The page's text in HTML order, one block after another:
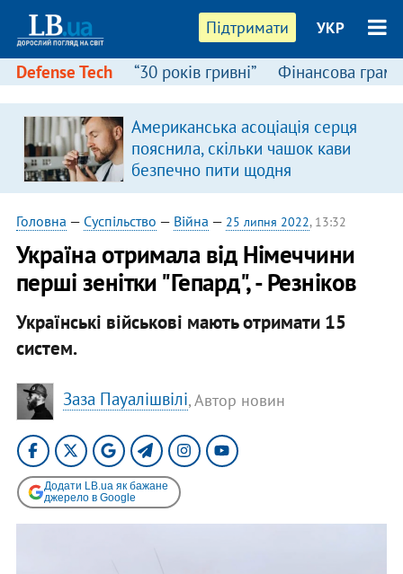
Підтримати УКР
Defense Tech “30 років гривні” Фінансова
Американська асоціація серця
пояснила, скільки чашок кави
безпечно пити щодня
Головна — Суспільство — Війна — 25 липня 2022, 13:32
Україна отримала від Німеччини
перші зенітки "Гепард", - Резніков
Українські військові мають отримати 15
систем.
Заза Пауалішвілі, Автор новин
Додати LB.ua як бажане
джерело в Google